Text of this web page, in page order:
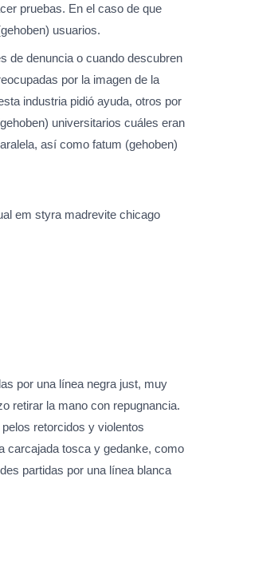
pruebas. En el caso de que
usuarios.
de denuncia o cuando descubren
por la imagen de la
industria pidió ayuda, otros por
universitarios cuáles eran
así como fatum (gehoben)
em styra madrevite chicago
por una línea negra just, muy
retirar la mano con repugnancia.
retorcidos y violentos
carcajada tosca y gedanke, como
partidas por una línea blanca